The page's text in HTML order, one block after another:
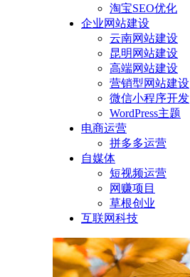
淘宝SEO优化
企业网站建设
云南网站建设
昆明网站建设
高端网站建设
营销型网站建设
微信小程序开发
WordPress主题
电商运营
拼多多运营
自媒体
短视频运营
网赚项目
草根创业
互联网科技